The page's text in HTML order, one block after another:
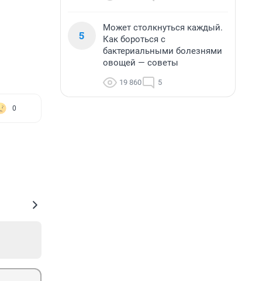
0
5
Может столкнуться каждый.
Как бороться с
бактериальными болезнями
овощей — советы
19 860 5